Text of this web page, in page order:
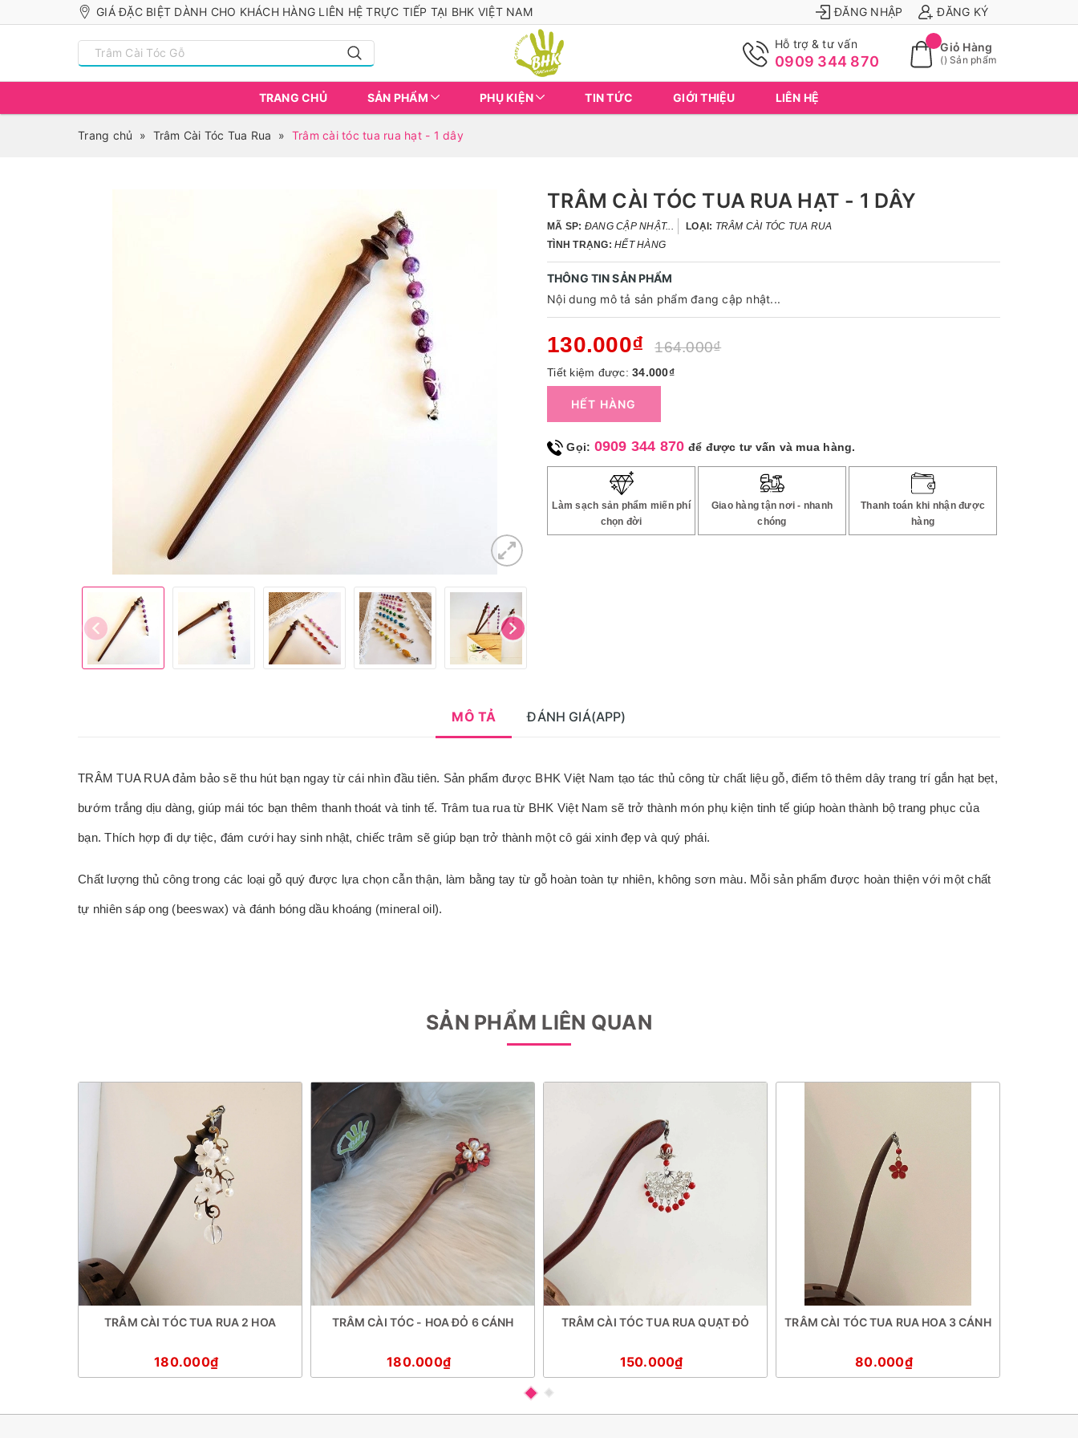
GIÁ ĐẶC BIỆT DÀNH CHO KHÁCH HÀNG LIÊN HỆ TRỰC TIẾP TẠI BHK VIỆT NAM ĐĂNG NHẬP ĐĂNG KÝ
Hỗ trợ & tư vấn
0909 344 870
Giỏ Hàng
() Sản phẩm
TRANG CHỦ SẢN PHẨM PHỤ KIỆN TIN TỨC GIỚI THIỆU LIÊN HỆ
Trang chủ » Trâm Cài Tóc Tua Rua » Trâm cài tóc tua rua hạt - 1 dây
TRÂM CÀI TÓC TUA RUA HẠT - 1 DÂY
MÃ SP: ĐANG CẬP NHẬT... LOẠI: TRÂM CÀI TÓC TUA RUA
TÌNH TRẠNG: HẾT HÀNG
THÔNG TIN SẢN PHẨM
Nội dung mô tả sản phẩm đang cập nhật...
130.000₫ 164.000₫
Tiết kiệm được: 34.000₫
HẾT HÀNG
Gọi: 0909 344 870 để được tư vấn và mua hàng.
Làm sạch sản phẩm miến phí
chọn đời
Giao hàng tận nơi - nhanh
chóng
Thanh toán khi nhận được
hàng
MÔ TẢ ĐÁNH GIÁ(APP)
TRÂM TUA RUA đảm bảo sẽ thu hút bạn ngay từ cái nhìn đầu tiên. Sản phẩm được BHK Việt Nam tạo tác thủ công từ chất liệu gỗ, điểm tô thêm dây trang trí gắn hạt bẹt,
bướm trắng dịu dàng, giúp mái tóc bạn thêm thanh thoát và tinh tế. Trâm tua rua từ BHK Việt Nam sẽ trở thành món phụ kiện tinh tế giúp hoàn thành bộ trang phục của
bạn. Thích hợp đi dự tiệc, đám cưới hay sinh nhật, chiếc trâm sẽ giúp bạn trở thành một cô gái xinh đẹp và quý phái.
Chất lượng thủ công trong các loại gỗ quý được lựa chọn cẫn thận, làm bằng tay từ gỗ hoàn toàn tự nhiên, không sơn màu. Mỗi sản phẩm được hoàn thiện với một chất
tự nhiên sáp ong (beeswax) và đánh bóng dầu khoáng (mineral oil).
SẢN PHẨM LIÊN QUAN
TRÂM CÀI TÓC TUA RUA 2 HOA
180.000₫
TRÂM CÀI TÓC - HOA ĐỎ 6 CÁNH
180.000₫
TRÂM CÀI TÓC TUA RUA QUẠT ĐỎ
150.000₫
TRÂM CÀI TÓC TUA RUA HOA 3 CÁNH
80.000₫